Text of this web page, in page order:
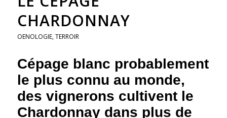
CHARDONNAY
OENOLOGIE,TERROIR
Cépage blanc probablement
le plus connu au monde,
des vignerons cultivent le
Chardonnay dans plus de